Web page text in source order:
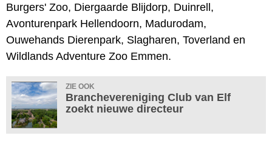
Burgers' Zoo, Diergaarde Blijdorp, Duinrell,
Avonturenpark Hellendoorn, Madurodam,
Ouwehands Dierenpark, Slagharen, Toverland en
Wildlands Adventure Zoo Emmen.
ZIE OOK
Branchevereniging Club van Elf
zoekt nieuwe directeur